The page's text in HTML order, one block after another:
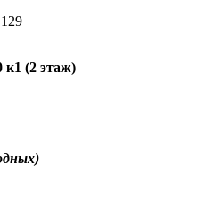
к1 (2 этаж)